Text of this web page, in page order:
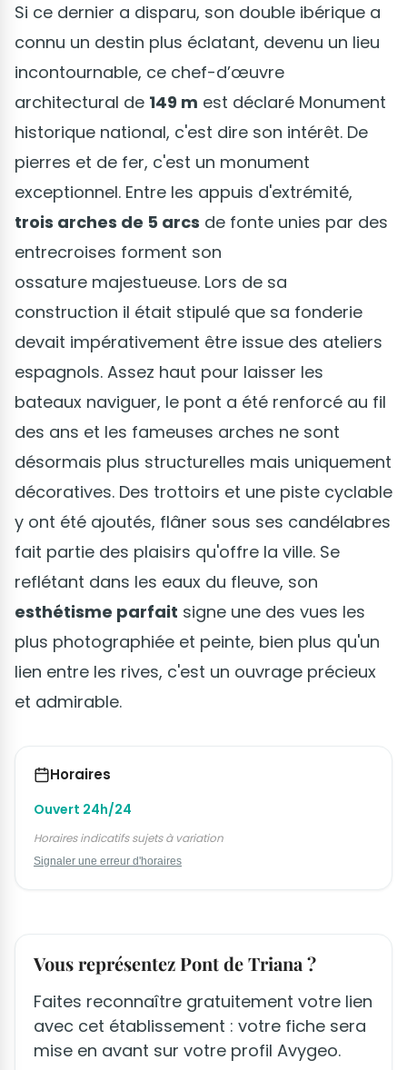
Si ce dernier a disparu, son double ibérique a
connu un destin plus éclatant, devenu un lieu
incontournable, ce chef-d’œuvre
architectural de 149 m est déclaré Monument
historique national, c'est dire son intérêt. De
pierres et de fer, c'est un monument
exceptionnel. Entre les appuis d'extrémité,
trois arches de 5 arcs de fonte unies par des
entrecroises forment son
ossature majestueuse. Lors de sa
construction il était stipulé que sa fonderie
devait impérativement être issue des ateliers
espagnols. Assez haut pour laisser les
bateaux naviguer, le pont a été renforcé au fil
des ans et les fameuses arches ne sont
désormais plus structurelles mais uniquement
décoratives. Des trottoirs et une piste cyclable
y ont été ajoutés, flâner sous ses candélabres
fait partie des plaisirs qu'offre la ville. Se
reflétant dans les eaux du fleuve, son
esthétisme parfait signe une des vues les
plus photographiée et peinte, bien plus qu'un
lien entre les rives, c'est un ouvrage précieux
et admirable.
Horaires
Ouvert 24h/24
Horaires indicatifs sujets à variation
Signaler une erreur d'horaires
Vous représentez Pont de Triana ?
Faites reconnaître gratuitement votre lien
avec cet établissement : votre fiche sera
mise en avant sur votre profil Avygeo.